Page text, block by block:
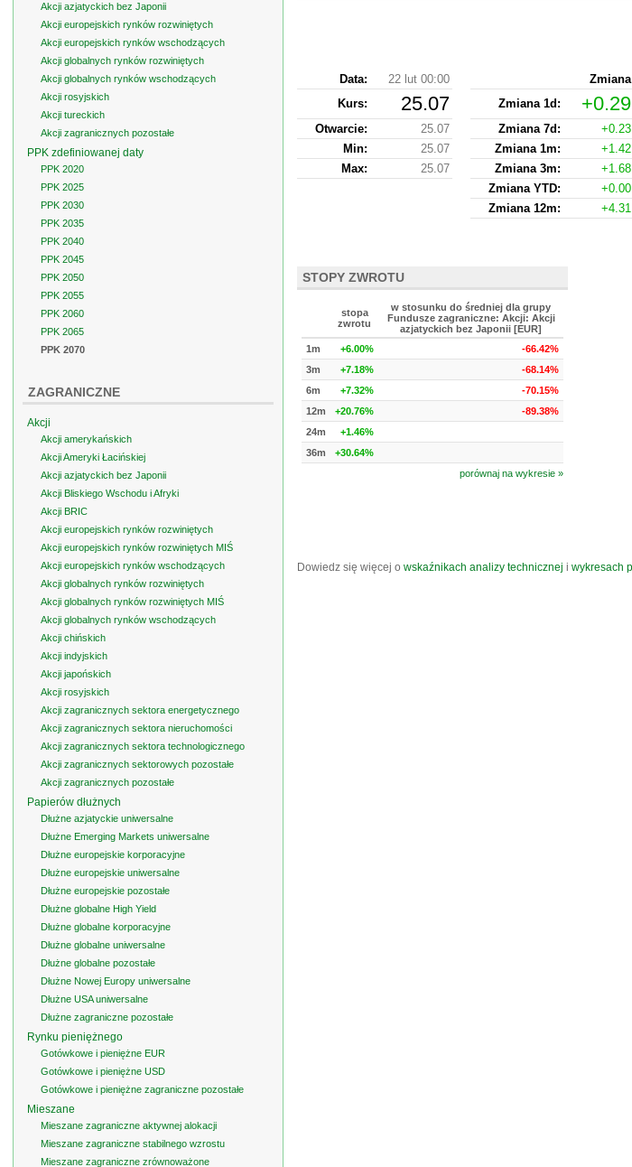
Data:
22 lut 00:00
Kurs: 25.07
Otwarcie:
25.07
Min:
25.07
Max:
25.07
Zmiana
Zmiana 1d:
+0.29
Zmiana 7d: +0.23
Zmiana 1m:
+1.42
Zmiana 3m:
+1.68
Zmiana YTD:
+0.00
Zmiana 12m:
+4.31
STOPY ZWROTU
stopa
zwrotu
w stosunku do średniej dla grupy
Fundusze zagraniczne: Akcji: Akcji
azjatyckich bez Japonii [EUR]
1m
+6.00%
-66.42%
3m
+7.18%
-68.14%
6m
+7.32%
-70.15%
12m
+20.76%
-89.38%
24m
+1.46%
36m
+30.64%
porównaj na wykresie »
Dowiedz się więcej o wskaźnikach analizy technicznej i wykresach
Akcji azjatyckich bez Japonii
Akcji europejskich rynków rozwiniętych
Akcji europejskich rynków wschodzących
Akcji globalnych rynków rozwiniętych
Akcji globalnych rynków wschodzących
Akcji rosyjskich
Akcji tureckich
Akcji zagranicznych pozostałe
PPK zdefiniowanej daty
PPK 2020
PPK 2025
PPK 2030
PPK 2035
PPK 2040
PPK 2045
PPK 2050
PPK 2055
PPK 2060
PPK 2065
PPK 2070
ZAGRANICZNE
Akcji
Akcji amerykańskich
Akcji Ameryki Łacińskiej
Akcji azjatyckich bez Japonii
Akcji Bliskiego Wschodu i Afryki
Akcji BRIC
Akcji europejskich rynków rozwiniętych
Akcji europejskich rynków rozwiniętych MIŚ
Akcji europejskich rynków wschodzących
Akcji globalnych rynków rozwiniętych
Akcji globalnych rynków rozwiniętych MIŚ
Akcji globalnych rynków wschodzących
Akcji chińskich
Akcji indyjskich
Akcji japońskich
Akcji rosyjskich
Akcji zagranicznych sektora energetycznego
Akcji zagranicznych sektora nieruchomości
Akcji zagranicznych sektora technologicznego
Akcji zagranicznych sektorowych pozostałe
Akcji zagranicznych pozostałe
Papierów dłużnych
Dłużne azjatyckie uniwersalne
Dłużne Emerging Markets uniwersalne
Dłużne europejskie korporacyjne
Dłużne europejskie uniwersalne
Dłużne europejskie pozostałe
Dłużne globalne High Yield
Dłużne globalne korporacyjne
Dłużne globalne uniwersalne
Dłużne globalne pozostałe
Dłużne Nowej Europy uniwersalne
Dłużne USA uniwersalne
Dłużne zagraniczne pozostałe
Rynku pieniężnego
Gotówkowe i pieniężne EUR
Gotówkowe i pieniężne USD
Gotówkowe i pieniężne zagraniczne pozostałe
Mieszane
Mieszane zagraniczne aktywnej alokacji
Mieszane zagraniczne stabilnego wzrostu
Mieszane zagraniczne zrównoważone